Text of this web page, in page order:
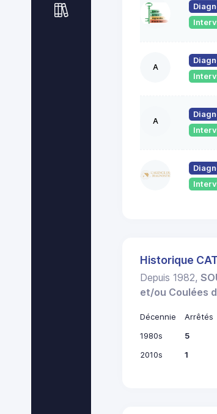
A
A
Historique
Depuis 1982,
et/ou Coulées
Décennie
Arrêtés
1980s
5
2010s
1